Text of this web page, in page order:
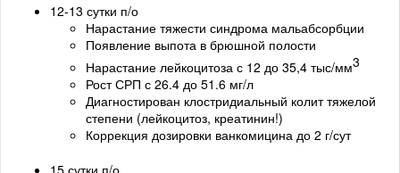
12-13 сутки п/о
Нарастание тяжести синдрома мальабсорбции
Появление выпота в брюшной полости
Нарастание лейкоцитоза с 12 до 35,4 тыс/мм3
Рост СРП с 26.4 до 51.6 мг/л
Диагностирован клостридиальный колит тяжелой
степени (лейкоцитоз, креатинин!)
Коррекция дозировки ванкомицина до 2 г/сут
15 сутки п/о